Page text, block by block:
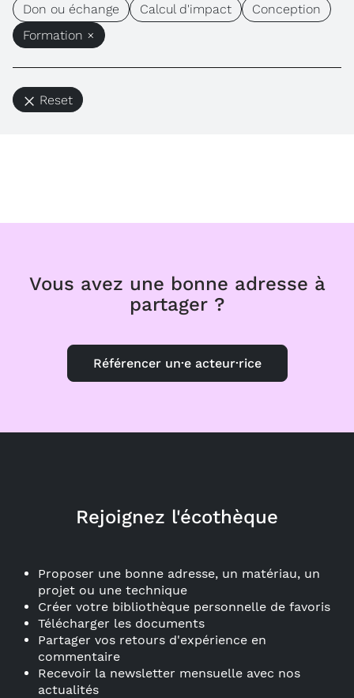
Don ou échange Calcul d'impact
Conception
Formation ×
Reset
Vous avez une bonne adresse à
partager ?
Référencer un·e acteur·rice
Rejoignez l'écothèque
Proposer une bonne adresse, un matériau, un
projet ou une technique
Créer votre bibliothèque personnelle de favoris
Télécharger les documents
Partager vos retours d'expérience en
commentaire
Recevoir la newsletter mensuelle avec nos
actualités